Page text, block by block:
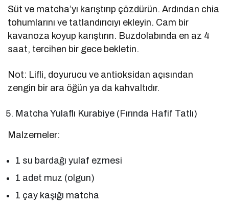
Süt ve matcha’yı karıştırıp çözdürün. Ardından chia
tohumlarını ve tatlandırıcıyı ekleyin. Cam bir
kavanoza koyup karıştırın. Buzdolabında en az 4
saat, tercihen bir gece bekletin.
Not: Lifli, doyurucu ve antioksidan açısından
zengin bir ara öğün ya da kahvaltıdır.
Matcha Yulaflı Kurabiye (Fırında Hafif Tatlı)
Malzemeler:
1 su bardağı yulaf ezmesi
1 adet muz (olgun)
1 çay kaşığı matcha